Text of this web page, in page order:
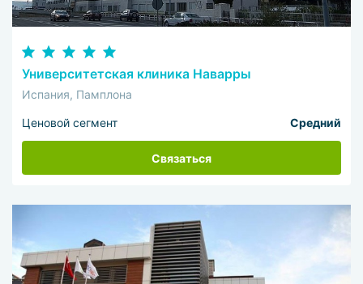
Университетская клиника Наварры
Испания, Памплона
Ценовой сегмент Средний
Связаться